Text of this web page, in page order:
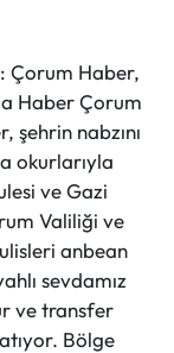
Çorum Haber,
Haber Çorum
şehrin nabzını
okurlarıyla
ve Gazi
Valiliği ve
anbean
sevdamız
ve transfer
Bölge